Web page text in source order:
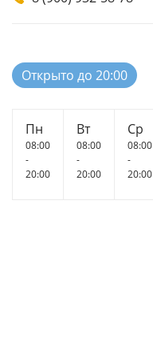
Открыто до 20:00
Пн
08:00
-
20:00
Вт
08:00
-
20:00
Ср
08:00
-
20:00